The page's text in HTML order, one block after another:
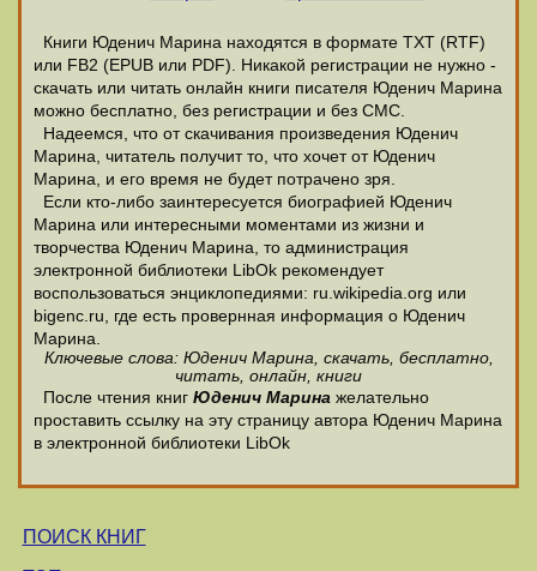
Книги Юденич Марина находятся в формате ТХТ (RTF)
или FB2 (EPUB или PDF). Никакой регистрации не нужно -
скачать или читать онлайн книги писателя Юденич Марина
можно бесплатно, без регистрации и без СМС.
Надеемся, что от скачивания произведения Юденич
Марина, читатель получит то, что хочет от Юденич
Марина, и его время не будет потрачено зря.
Если кто-либо заинтересуется биографией Юденич
Марина или интересными моментами из жизни и
творчества Юденич Марина, то администрация
электронной библиотеки LibOk рекомендует
воспользоваться энциклопедиями: ru.wikipedia.org или
bigenc.ru, где есть провернная информация о Юденич
Марина.
Ключевые слова: Юденич Марина, скачать, бесплатно,
читать, онлайн, книги
После чтения книг Юденич Марина желательно
проставить ссылку на эту страницу автора Юденич Марина
в электронной библиотеки LibOk
ПОИСК КНИГ